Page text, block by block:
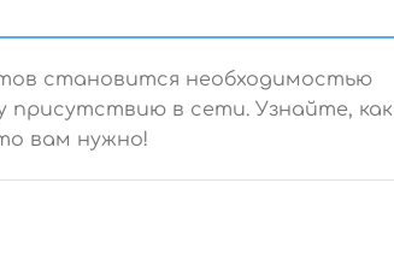
становится необходимостью
присутствию в сети. Узнайте, как
вам нужно!